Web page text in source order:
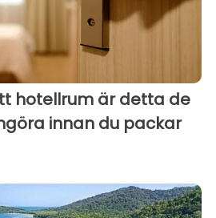
hotellrum är detta de
innan du packar